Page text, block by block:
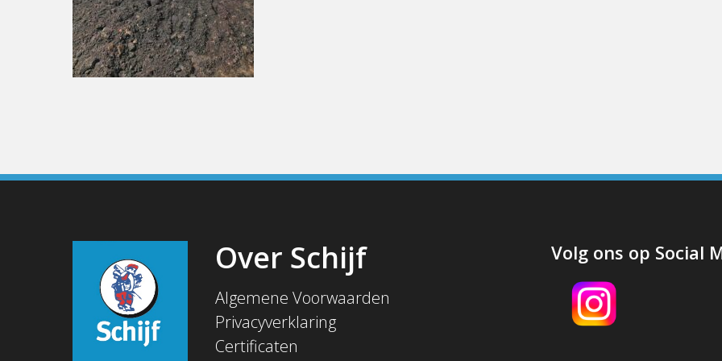
Over Schijf
Algemene Voorwaarden
Privacyverklaring
Certificaten
Volg ons op Social